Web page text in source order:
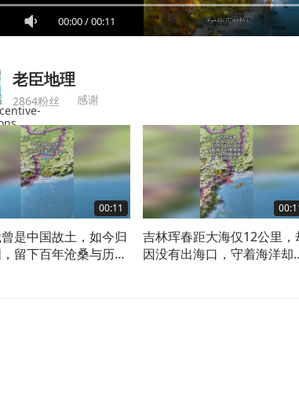
00:00/00:11
老臣地理
2864粉丝 感谢
00:11
是中国故土，如今归
留下百年沧桑与历史
吉林珲春距大海仅12公里，
因没有出海口，守着海洋却